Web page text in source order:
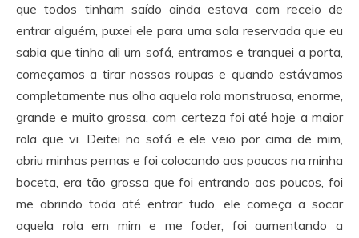
que todos tinham saído ainda estava com receio de
entrar alguém, puxei ele para uma sala reservada que eu
sabia que tinha ali um sofá, entramos e tranquei a porta,
começamos a tirar nossas roupas e quando estávamos
completamente nus olho aquela rola monstruosa, enorme,
grande e muito grossa, com certeza foi até hoje a maior
rola que vi. Deitei no sofá e ele veio por cima de mim,
abriu minhas pernas e foi colocando aos poucos na minha
boceta, era tão grossa que foi entrando aos poucos, foi
me abrindo toda até entrar tudo, ele começa a socar
aquela rola em mim e me foder, foi aumentando a